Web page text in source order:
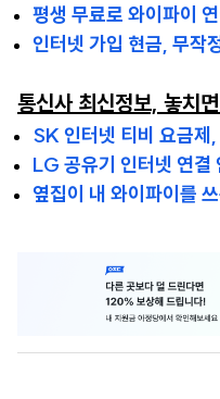
평생 무료로 와이파이
인터넷 가입 현금, 무작
통신사 최신정보, 놓치
SK 인터넷 티비 요금
LG 공유기 인터넷 연결
옆집이 내 와이파이를